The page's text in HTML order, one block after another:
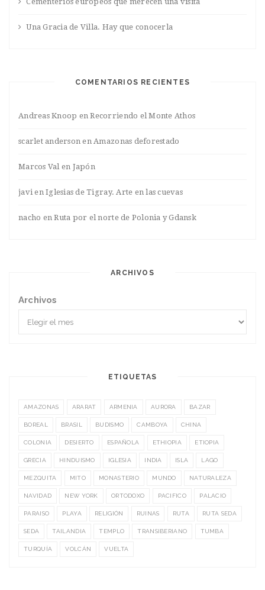
Una Gracia de Villa. Hay que conocerla
COMENTARIOS RECIENTES
Andreas Knoop enRecorriendo el Monte Athos
scarlet anderson enAmazonas deforestado
Marcos Valen Japón
javienIglesias de Tigray. Arte en las cuevas
nacho enRuta por el norte de Polonia y Gdansk
ARCHIVOS
Archivos
ETIQUETAS
AMAZONAS ARARAT ARMENIA AURORA BAZAR
BOREAL BRASIL BUDISMO CAMBOYA CHINA
COLONIA DESIERTO ESPAÑOLA ETHIOPIA ETIOPIA
GRECIA HINDUISMO IGLESIA INDIA ISLA LAGO
MEZQUITA MITO MONASTERIO MUNDO NATURALEZA
NAVIDAD NEW YORK ORTODOXO PACIFICO PALACIO
PARAISO PLAYA RELIGIÓN RUINAS RUTA RUTA SEDA
SEDA TAILANDIA TEMPLO TRANSIBERIANO TUMBA
TURQUÍA VOLCÁN VUELTA